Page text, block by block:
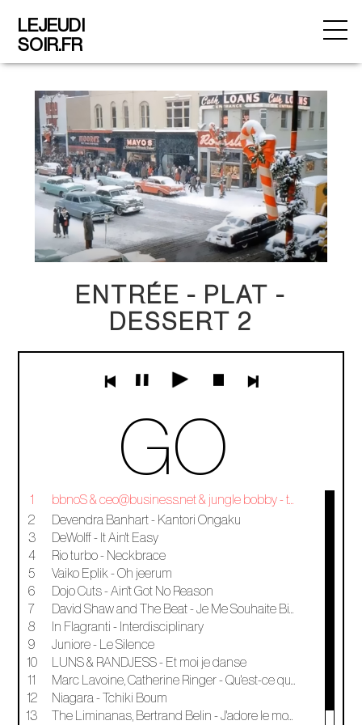
LEJEUDI
SOIR.FR
ENTRÉE - PLAT -
DESSERT 2
GO
1
2
Devendra Banhart - Kantori Ongaku
3
DeWolff - It Ain't Easy
4
Rio turbo - Neckbrace
5
Vaiko Eplik - Oh jeerum
6
Dojo Cuts - Ain't Got No Reason
7
8
In Flagranti - Interdisciplinary
9
Juniore - Le Silence
10
LUNS & RANDJESS - Et moi je danse
11
12
Niagara - Tchiki Boum
13